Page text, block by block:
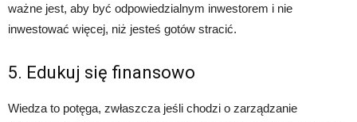
ważne jest, aby być odpowiedzialnym inwestorem i nie
inwestować więcej, niż jesteś gotów stracić.
5. Edukuj się finansowo
Wiedza to potęga, zwłaszcza jeśli chodzi o zarządzanie